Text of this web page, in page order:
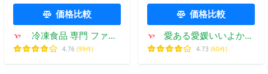
価格比較
冷凍食品 専門 ファデ
ィ 公式ヤフー店
4.76 (99件)
価格比較
愛ある愛媛いいよかん
ヤフー店
4.73 (60件)